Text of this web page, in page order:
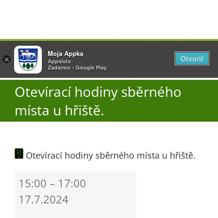
Přeskočit
na
obsah
Úřad
O obci
Aktuality
Otevírací hodiny sběrného
místa u hřiště.
Otevírací hodiny sběrného místa u hřiště.
hodiny
sběrného
15:00 – 17:00
17.7.2024
×
Vyžlovka
AppSisto
- In Google Play
Otevřít
×
Moja Appka
Appsisto
Zadarmo - Google Play
Otvoriť